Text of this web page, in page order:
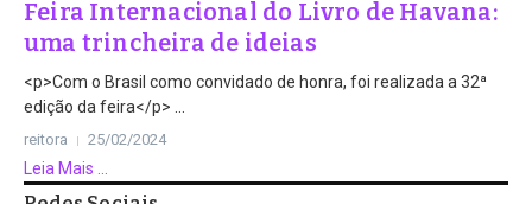
Feira Internacional do Livro de Havana:
uma trincheira de ideias
<p>Com o Brasil como convidado de honra, foi realizada a 32ª
edição da feira</p> ...
reitora 25/02/2024
Leia Mais ...